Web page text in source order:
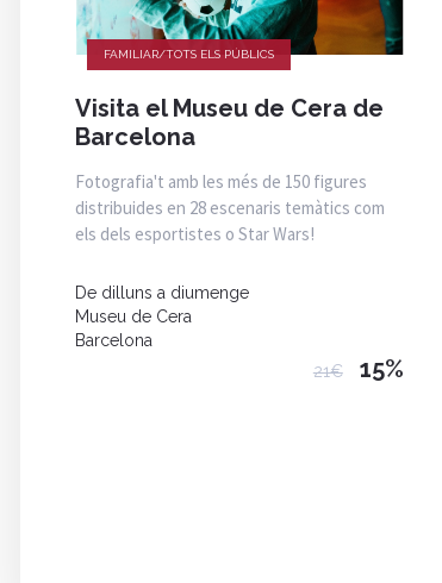
FAMILIAR/TOTS ELS PÚBLICS
Visita el Museu de Cera de
Barcelona
Fotografia't amb les més de 150 figures
distribuides en 28 escenaris temàtics com
els dels esportistes o Star Wars!
De dilluns a diumenge
Museu de Cera
Barcelona
21€
15%